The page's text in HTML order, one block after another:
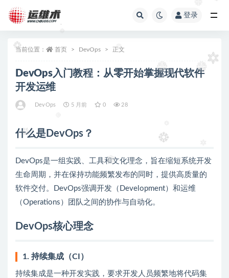
登录
当前位置： 首页 DevOps 正文
DevOps入门教程：从零开始掌握现代软件
开发运维
DevOps 5 月前 0 28
什么是DevOps？
DevOps是一组实践、工具和文化理念，旨在缩短系统开发
生命周期，并在保持功能频繁发布的同时，提供高质量的
软件交付。DevOps强调开发（Development）和运维
（Operations）团队之间的协作与自动化。
DevOps核心理念
1. 持续集成（CI）
持续集成是一种开发实践，要求开发人员频繁地将代码集